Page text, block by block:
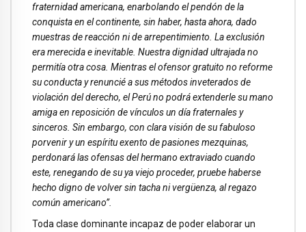
fraternidad americana, enarbolando el pendón de la
conquista en el continente, sin haber, hasta ahora, dado
muestras de reacción ni de arrepentimiento. La exclusión
era merecida e inevitable. Nuestra dignidad ultrajada no
permitía otra cosa. Mientras el ofensor gratuito no reforme
su conducta y renuncié a sus métodos inveterados de
violación del derecho, el Perú no podrá extenderle su mano
amiga en reposición de vínculos un día fraternales y
sinceros. Sin embargo, con clara visión de su fabuloso
porvenir y un espíritu exento de pasiones mezquinas,
perdonará las ofensas del hermano extraviado cuando
este, renegando de su ya viejo proceder, pruebe haberse
hecho digno de volver sin tacha ni vergüenza, al regazo
común americano”.
Toda clase dominante incapaz de poder elaborar un